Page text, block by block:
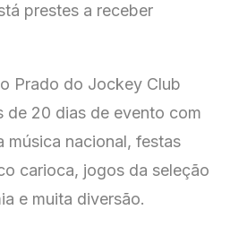
prestes a receber
Prado do Jockey Club
de 20 dias de evento com
música nacional, festas
carioca, jogos da seleção
e muita diversão.